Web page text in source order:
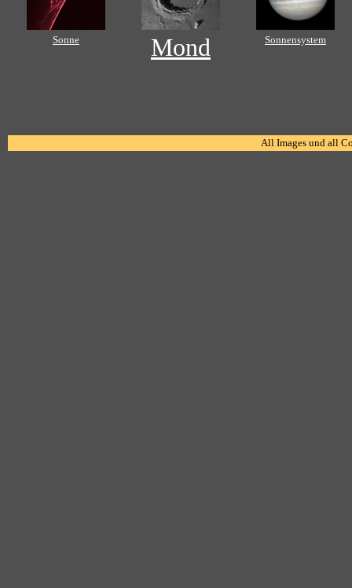
Sonne Mond Sonnensystem
All Images und all